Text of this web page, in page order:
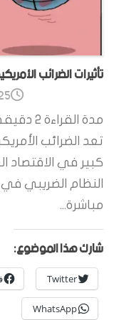
تأثيرات الضرائب
مدة القراءة 2
تعد الضرائب
كبير في الاقتصاد
النظام الضريبي في
مباشرة...
شارك هذا الموضوع:
Twitter
WhatsApp